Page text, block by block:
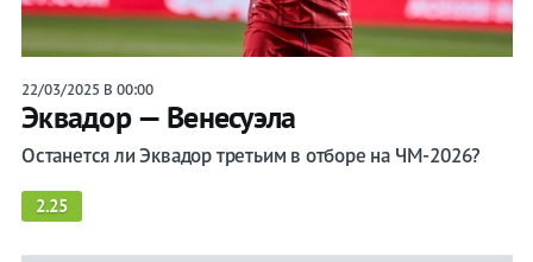
22/03/2025 В 00:00
Эквадор — Венесуэла
Останется ли Эквадор третьим в отборе на ЧМ-2026?
2.25